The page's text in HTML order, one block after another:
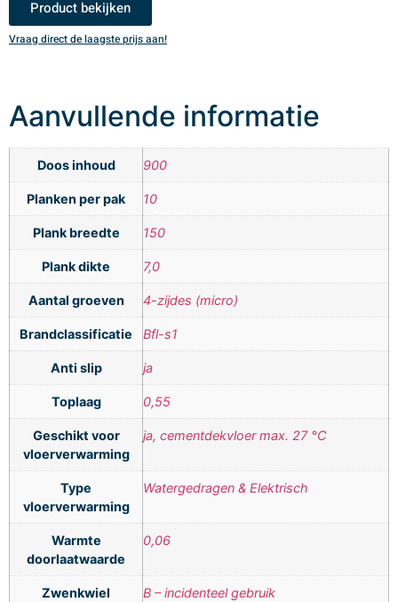
Product bekijken
Vraag direct de laagste prijs aan!
Aanvullende informatie
Doos inhoud 900
Planken per pak 10
Plank breedte 150
Plank dikte 7,0
Aantal groeven 4-zijdes (micro)
Brandclassificatie Bfl-s1
Anti slip ja
Toplaag 0,55
Geschikt voor
vloerverwarming
ja, cementdekvloer max. 27 °C
Type
vloerverwarming
Watergedragen & Elektrisch
Warmte
doorlaatwaarde
0,06
Zwenkwiel
B – incidenteel gebruik